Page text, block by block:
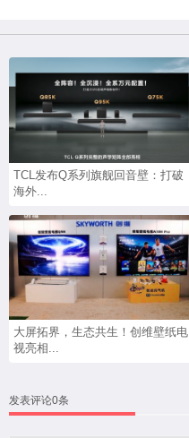
TCL发布Q系列旗舰回音壁：打破
海外...
大屏拓界，生态共生！创维壁纸电
视亮相...
发表评论0条